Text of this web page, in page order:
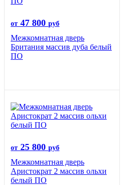
от 47 800 руб
Межкомнатная дверь
Британия массив дуба белый
ПО
от 25 800 руб
Межкомнатная дверь
Аристократ 2 массив ольхи
белый ПО